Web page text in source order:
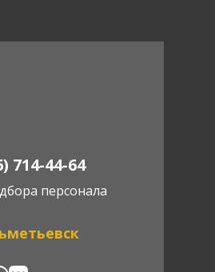
персонала
714-44-64